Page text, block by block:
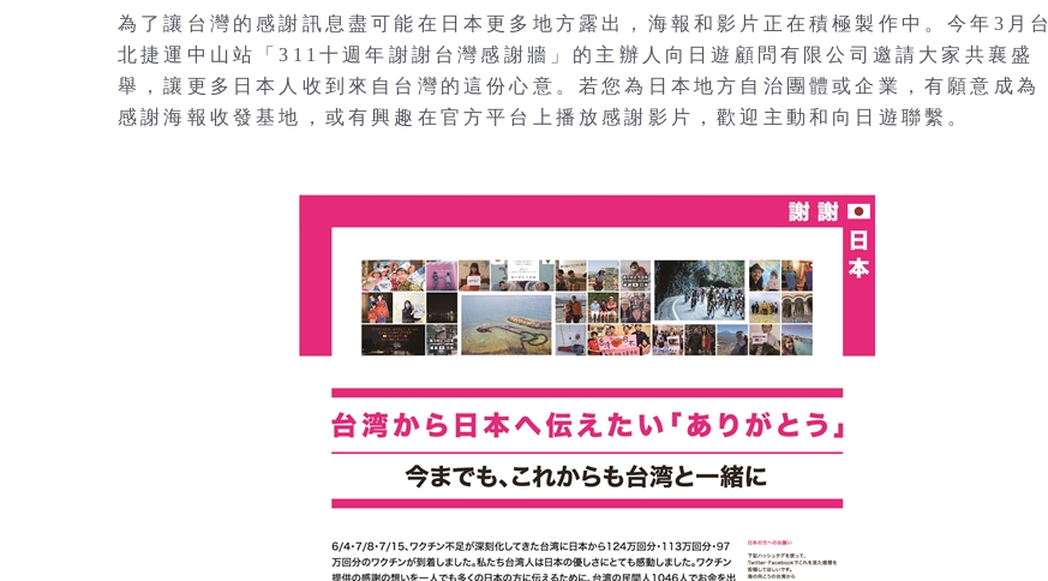
為了讓台灣的感謝訊息盡可能在日本更多地方露出，海報和影片正在積極製作中。今年3月台
北捷運中山站「311十週年謝謝台灣感謝牆」的主辦人向日遊顧問有限公司邀請大家共襄盛
舉，讓更多日本人收到來自台灣的這份心意。若您為日本地方自治團體或企業，有願意成為
感謝海報收發基地，或有興趣在官方平台上播放感謝影片，歡迎主動和向日遊聯繫。